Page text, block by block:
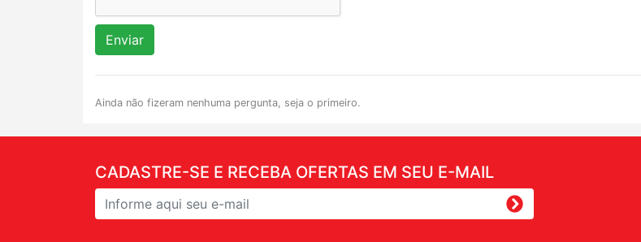
Enviar
Ainda não fizeram nenhuma pergunta, seja o primeiro.
CADASTRE-SE E RECEBA OFERTAS EM SEU E-MAIL